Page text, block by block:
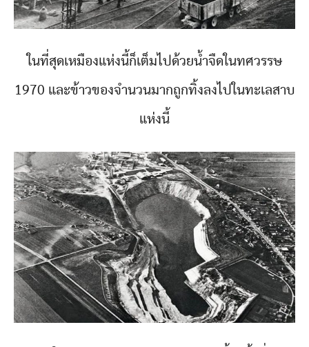
ในที่สุดเหมืองแห่งนี้ก็เต็มไปด้วยน้ำจืดในทศวรรษ
1970 และข้าวของจำนวนมากถูกทิ้งลงไปในทะเลสาบ
แห่งนี้